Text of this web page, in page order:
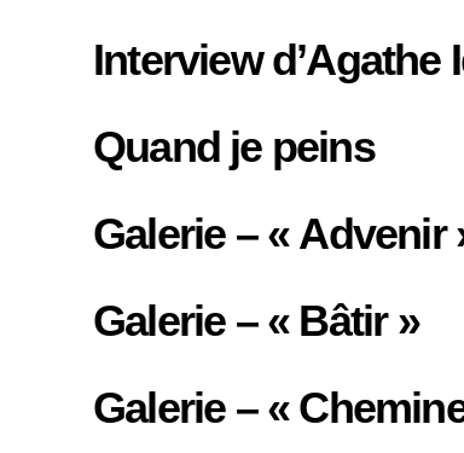
Interview d’Agathe
Quand je peins
Galerie – « Advenir
Galerie – « Bâtir »
Galerie – «